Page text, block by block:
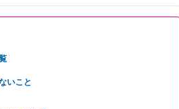
いこと